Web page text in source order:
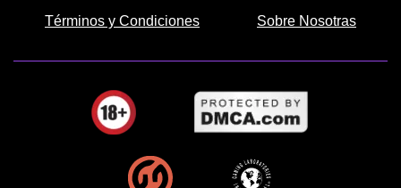
Términos y Condiciones Sobre Nosotras